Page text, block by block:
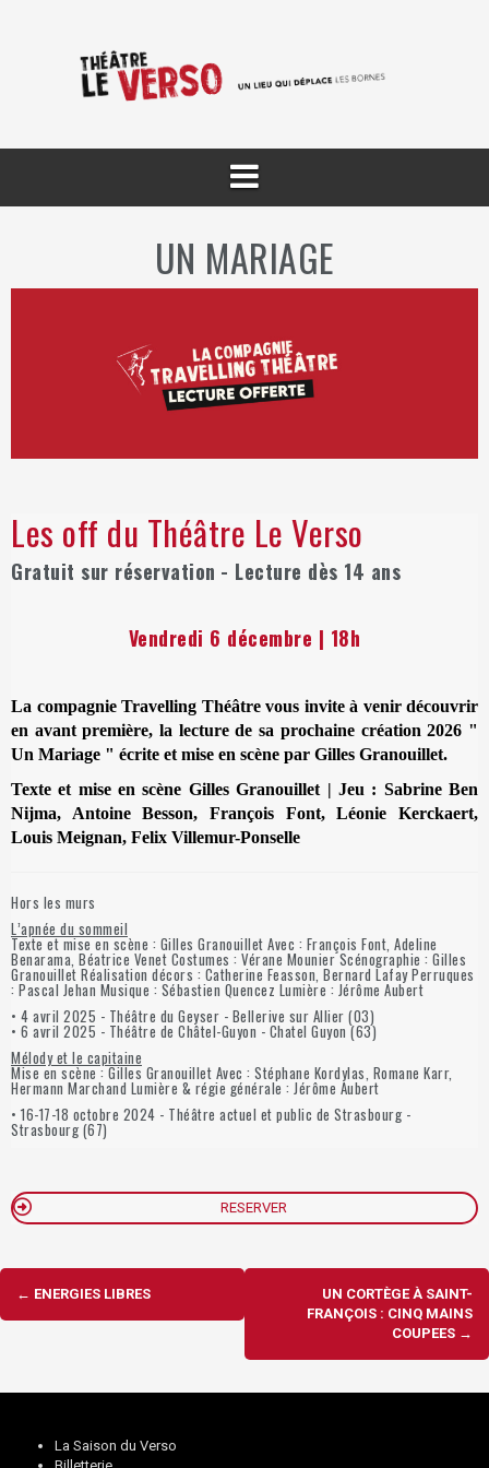
UN MARIAGE
Les off du Théâtre Le Verso
Gratuit sur réservation - Lecture dès 14 ans
Vendredi 6 décembre | 18h
La compagnie Travelling Théâtre vous invite à venir découvrir
en avant première, la lecture de sa prochaine création 2026 "
Un Mariage " écrite et mise en scène par Gilles Granouillet.
Texte et mise en scène Gilles Granouillet | Jeu : Sabrine Ben
Nijma, Antoine Besson, François Font,Léonie Kerckaert,
Louis Meignan, Felix Villemur-Ponselle
Hors les murs
L’apnée du sommeil
Texte et mise en scène : Gilles Granouillet Avec : François Font, Adeline
Benarama, Béatrice Venet Costumes : Vérane Mounier Scénographie : Gilles
Granouillet Réalisation décors : Catherine Feasson, Bernard Lafay Perruques
: Pascal Jehan Musique : Sébastien Quencez Lumière : Jérôme Aubert
• 4 avril 2025 - Théâtre du Geyser - Bellerive sur Allier (03)
• 6 avril 2025 - Théâtre de Châtel-Guyon - Chatel Guyon (63)
Mélody et le capitaine
Mise en scène : Gilles Granouillet Avec : Stéphane Kordylas, Romane Karr,
Hermann Marchand Lumière & régie générale : Jérôme Aubert
• 16-17-18 octobre 2024 - Théâtre actuel et public de Strasbourg -
Strasbourg (67)
RESERVER
Navigation
d'article
← ENERGIES LIBRES
UN CORTÈGE À SAINT-
FRANÇOIS : CINQ MAINS
COUPEES →
La Saison du Verso